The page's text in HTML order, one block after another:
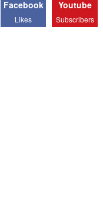
Facebook
Likes
Youtube
Subscribers